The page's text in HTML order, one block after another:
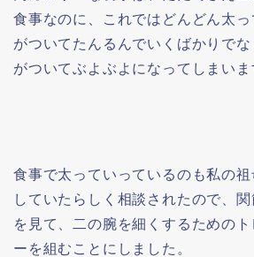
食事なのに、これではどんどん太
がついてたんるんでいくばかりで
がついてぶよぶよになってしまいま
食事で太っていっているのも私の
していたらしく相談されたので、
を見て、二の腕を細くするためのト
ーを組むことにしました。